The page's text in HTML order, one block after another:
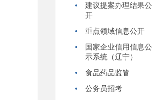
建议提案办理结果公
开
重点领域信息公开
国家企业信用信息公
示系统（辽宁）
食品药品监管
公务员招考